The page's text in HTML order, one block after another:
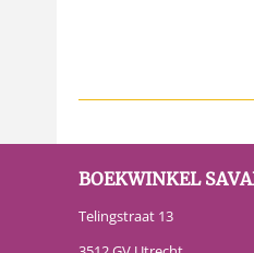
BOEKWINKEL
Telingstraat 13